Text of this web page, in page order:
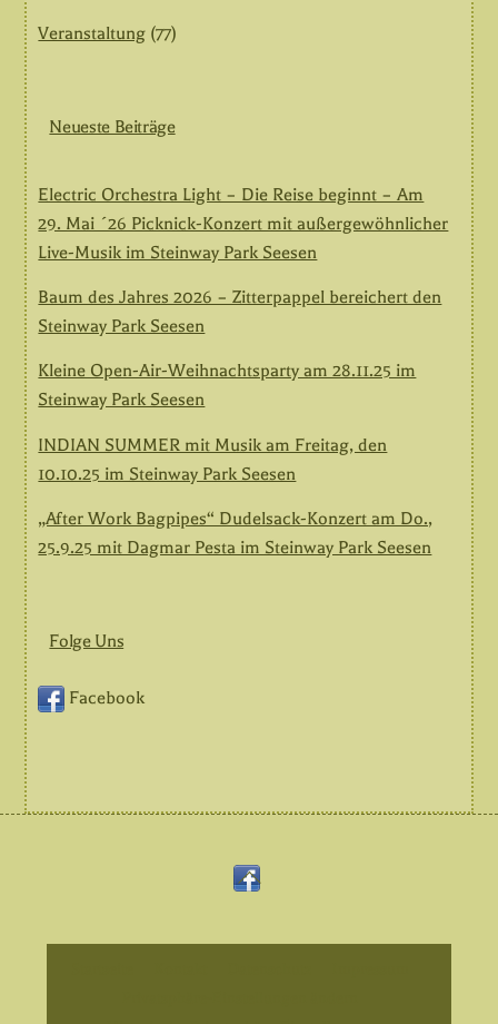
Veranstaltung (77)
Neueste Beiträge
Electric Orchestra Light – Die Reise beginnt – Am
29. Mai ´26 Picknick-Konzert mit außergewöhnlicher
Live-Musik im Steinway Park Seesen
Baum des Jahres 2026 – Zitterpappel bereichert den
Steinway Park Seesen
Kleine Open-Air-Weihnachtsparty am 28.11.25 im
Steinway Park Seesen
INDIAN SUMMER mit Musik am Freitag, den
10.10.25 im Steinway Park Seesen
„After Work Bagpipes“ Dudelsack-Konzert am Do.,
25.9.25 mit Dagmar Pesta im Steinway Park Seesen
Folge Uns
Facebook
Back